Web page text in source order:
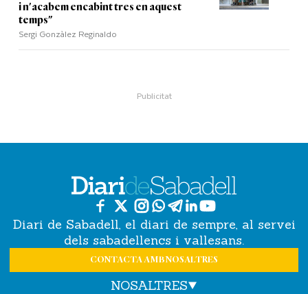
i n'acabem encabint tres en aquest
temps"
Sergi Gonzàlez Reginaldo
Diari de Sabadell, el diari de sempre, al servei
dels sabadellencs i vallesans.
CONTACTA AMB NOSALTRES
NOSALTRES